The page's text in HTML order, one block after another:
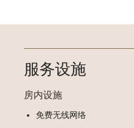
服务设施
房内设施
免费无线网络